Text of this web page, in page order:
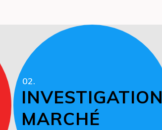
02.
INVESTIGATION
MARCHÉ